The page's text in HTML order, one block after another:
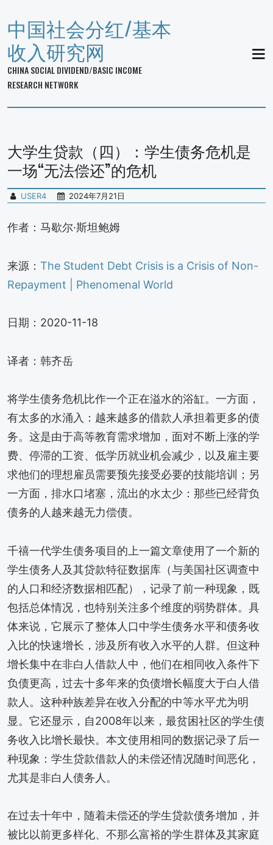
中国社会分红/基本
收入研究网
CHINA SOCIAL DIVIDEND/BASIC INCOME
RESEARCH NETWORK
大学生贷款（四）：学生债务危机是
一场“无法偿还”的危机
USER4 2024年7月21日
作者：马歇尔·斯坦鲍姆
来源： The Student Debt Crisis is a Crisis of Non-
Repayment | Phenomenal World
日期：2020-11-18
译者：韩齐岳
将学生债务危机比作一个正在溢水的浴缸。一方面，
有太多的水涌入：越来越多的借款人承担着更多的债
务。这是由于高等教育需求增加，面对不断上涨的学
费、停滞的工资、低学历就业机会减少，以及雇主要
求他们的理想雇员需要预先接受必要的技能培训；另
一方面，排水口堵塞，流出的水太少：那些已经背负
债务的人越来越无力偿债。
千禧一代学生债务项目的上一篇文章使用了一个新的
学生债务人及其贷款特征数据库（与美国社区调查中
的人口和经济数据相匹配），记录了前一种现象，既
包括总体情况，也特别关注多个维度的弱势群体。具
体来说，它展示了整体人口中学生债务水平和债务收
入比的快速增长，涉及所有收入水平的人群。但这种
增长集中在非白人借款人中，他们在相同收入条件下
负债更高，过去十多年来的负债增长幅度大于白人借
款人。这种种族差异在收入分配的中等水平尤为明
显。它还显示，自2008年以来，最贫困社区的学生债
务收入比增长最快。本文使用相同的数据记录了后一
种现象：学生贷款借款人的未偿还情况随时间恶化，
尤其是非白人债务人。
在过去十年中，随着未偿还的学生贷款债务增加，并
被比以前更多样化、不那么富裕的学生群体及其家庭